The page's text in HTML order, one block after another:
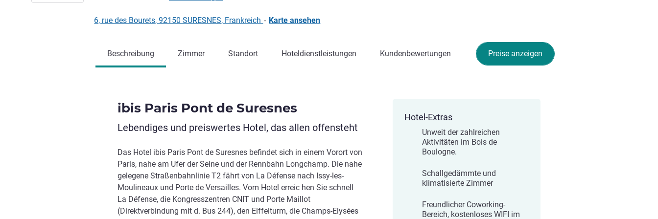
6, rue des Bourets, 92150 SURESNES, Frankreich - Karte ansehen
Preise anzeigen
Beschreibung Zimmer Standort Hoteldienstleistungen Kundenbewertungen
ibis Paris Pont de Suresnes
Lebendiges und preiswertes Hotel, das allen offensteht
Das Hotel ibis Paris Pont de Suresnes befindet sich in einem Vorort von
Paris, nahe am Ufer der Seine und der Rennbahn Longchamp. Die nahe
gelegene Straßenbahnlinie T2 fährt von La Défense nach Issy-les-
Moulineaux und Porte de Versailles. Vom Hotel erreic hen Sie schnell
La Défense, die Kongresszentren CNIT und Porte Maillot
(Direktverbindung mit d. Bus 244), den Eiffelturm, die Champs-Elysées
Hotel-Extras
Unweit der zahlreichen
Aktivitäten im Bois de
Boulogne.
Schallgedämmte und
klimatisierte Zimmer
Freundlicher Coworking-
Bereich, kostenloses WIFI im